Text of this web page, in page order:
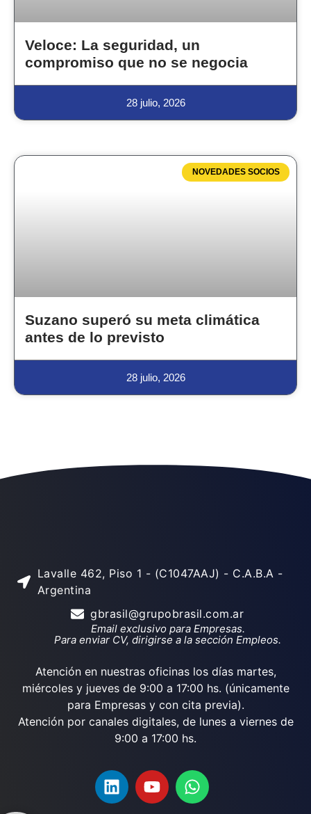
Veloce: La seguridad, un
compromiso que no se negocia
28 julio, 2026
NOVEDADES SOCIOS
Suzano superó su meta climática
antes de lo previsto
28 julio, 2026
Lavalle 462, Piso 1 - (C1047AAJ) - C.A.B.A -
Argentina
gbrasil@grupobrasil.com.ar
Email exclusivo para Empresas.
Para enviar CV, dirigirse a la sección Empleos.
Atención en nuestras oficinas los días martes,
miércoles y jueves de 9:00 a 17:00 hs. (únicamente
para Empresas y con cita previa).
Atención por canales digitales, de lunes a viernes de
9:00 a 17:00 hs.